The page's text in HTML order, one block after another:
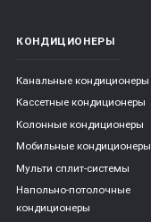
КОНДИЦИОНЕРЫ
Канальные кондиционеры
Кассетные кондиционеры
Колонные кондиционеры
Мобильные кондиционеры
Мульти сплит-системы
Напольно-потолочные
кондиционеры